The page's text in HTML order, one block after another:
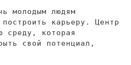
молодым людям
построить карьеру. Центр
среду, которая
свой потенциал,